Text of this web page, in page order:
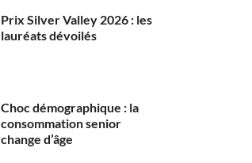
Prix Silver Valley 2026 : les
lauréats dévoilés
Choc démographique : la
consommation senior
change d’âge